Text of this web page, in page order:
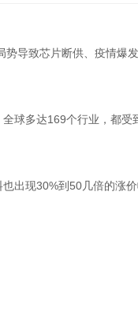
势导致芯片断供、疫情爆
球多达169个行业，都受
也出现30%到 50几倍的涨